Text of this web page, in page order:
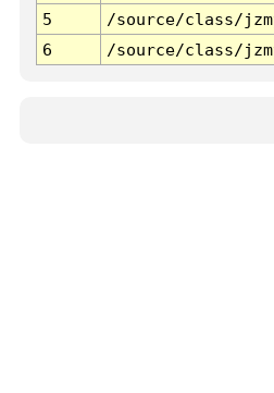
5
/source/class/
6
/source/class/